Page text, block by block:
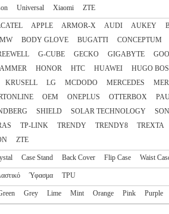
Universal Xiaomi ZTE
APPLE ARMOR-X AUDI AUKEY
BODY GLOVE BUGATTI CONCEPTUM
G-CUBE GECKO GIGABYTE
HONOR HTC HUAWEI HUGO
KRUSELL LG MCDODO MERCEDES
OEM ONEPLUS OTTERBOX
SHIELD SOLAR TECHNOLOGY
TP-LINK TRENDY TRENDY8 TREXTA
ZTE
Case Stand Back Cover Flip Case Waist
Ύφασμα TPU
Grey Lime Mint Orange Pink Purple